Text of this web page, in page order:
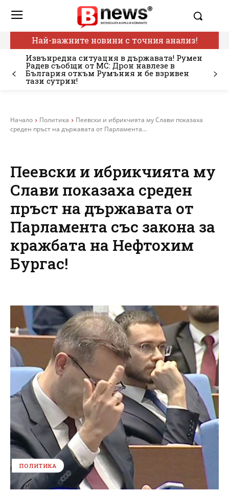
Най-важните новини с точния анализ!
Извънредна ситуация в държавата! Румен
Радев съобщи от МС: Дрон навлезе в
България откъм Румъния и бе взривен
тази сутрин!
Начало Политика
Пеевски и ибрикчията му Слави показаха
среден пръст на държавата от Парламента...
Пеевски и ибрикчията му
Слави показаха среден
пръст на държавата от
Парламента със закона за
кражбата на Нефтохим
Бургас!
ПОЛИТИКА